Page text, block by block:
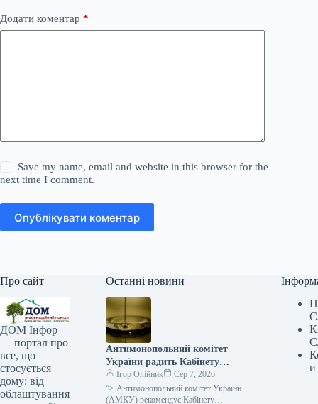
Додати коментар *
Save my name, email and website in this browser for the
next time I comment.
Опублікувати коментар
Про сайт
ДОМ Інфор
— портал про
все, що
стосується
дому: від
облаштування
Останні новини
Антимонопольний комітет
України радить Кабінету
Міністрів переоцінити
податковий тягар у сфері
нафтопродуктів під час кризи.
Ігор Олійник
Сер 7, 2026
“> Антимонопольний комітет України
(АМКУ) рекомендує Кабінету
и